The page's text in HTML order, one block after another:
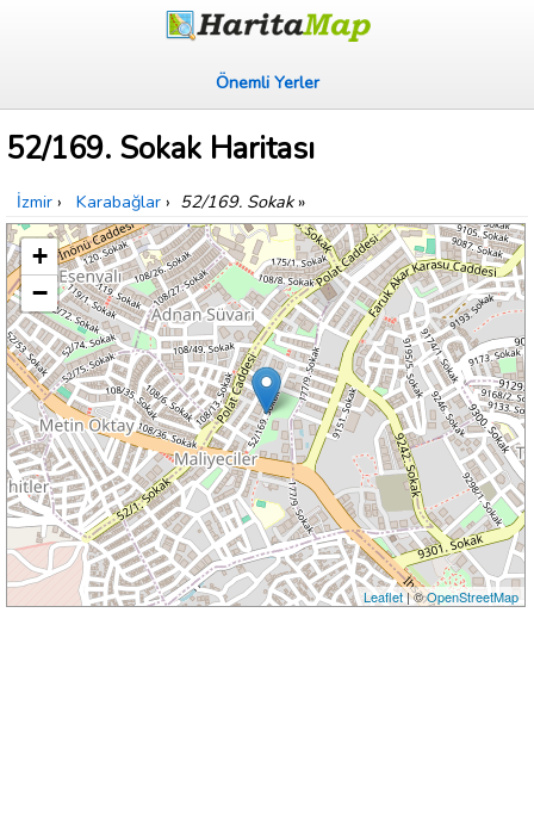
Önemli Yerler
52/169. Sokak Haritası
İzmir › Karabağlar › 52/169. Sokak»
+
−
Leaflet| ©OpenStreetMap